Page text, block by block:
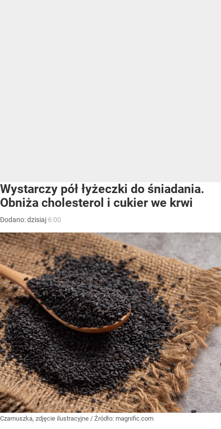
Wystarczy pół łyżeczki do śniadania.
Obniża cholesterol i cukier we krwi
Dodano:dzisiaj 6:00
Czarnuszka, zdjęcie ilustracyjne / Źródło: magnific.com